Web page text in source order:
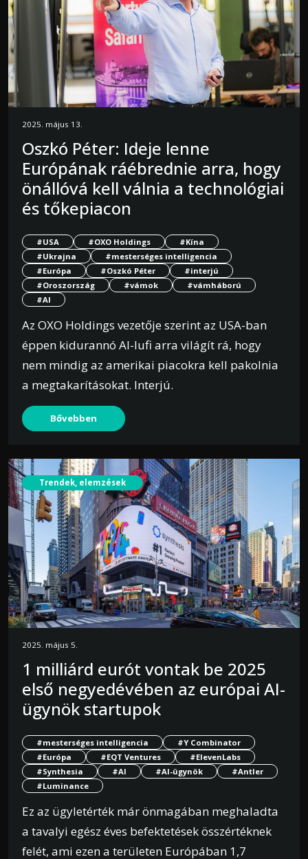
2025. május 13.
Oszkó Péter: Ideje lenne
Európának ráébrednie arra, hogy
önállóvá kell válnia a technológiai
és tőkepiacon
#USA #OXO Holdings
#Kína
#Ukrajna
#mesterséges intelligencia
#Európa
#Oszkó Péter
#interjú
#Oroszország
#vámok
#vámháború
#AI
Az OXO Holdings vezetője szerint az USA-ban
éppen kidurannó AI-lufi arra világít rá, hogy
nem mindig az amerikai piacokra kell pakolnia
a megtakarításokat. Interjú.
Bővebben
Trendek, elemzések
2025. május 5.
1 milliárd eurót vontak be 2025
első negyedévében az európai AI-
ügynök startupok
#mesterséges intelligencia
#Y Combinator
#Európa
#EQT Ventures
#ElevenLabs
#Synthesia
#AI #AI-ügynök
#Antler
#Luminance
Ez az ügyletérték már önmagában meghaladta
a tavalyi egész éves befektetések összértéknek
felét, ami ezen a területen Európában 1,7